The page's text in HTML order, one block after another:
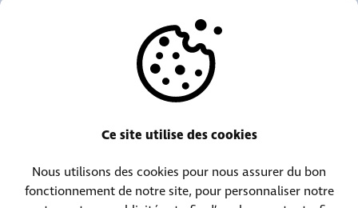
Centrale téléphonique :
Contact objets trouvés :
Ce site utilise des cookies
Nous utilisons des cookies pour nous assurer du bon
fonctionnement de notre site, pour personnaliser notre